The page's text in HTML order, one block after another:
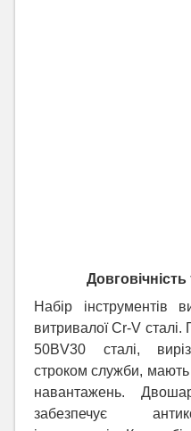
Довговічність
Набір інструментів
витривалої Cr-V сталі.
50BV30 сталі,
строком служби, мають
навантажень.
забезпечує